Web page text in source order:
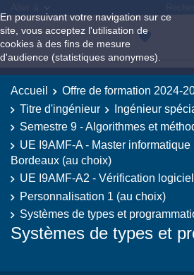
En poursuivant votre navigation sur ce
site, vous acceptez l'utilisation de
cookies à des fins de mesure
d'audience (statistiques anonymes).
Aller à
Accueil
Offre de formation 2024-
Titre d'ingénieur
Ingénieur
Semestre 9 - Algorithmes et
UE I9AMF-A - Master
Bordeaux (au choix)
UE I9AMF-A2 - Vérification
Personnalisation 1 (au choix)
Systèmes de types et
Systèmes de types et